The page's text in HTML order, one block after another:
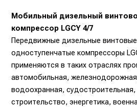
Мобильный дизельный
компрессор LGCY 4/7
Передвижные дизельные
одноступенчатые компрессоры
применяются в таких отраслях
автомобильная,
водоохранная,
строительство, энергетика,